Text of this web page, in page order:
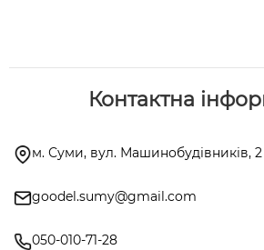
Контактна
м. Суми, вул. Машинобудівників, 2
goodel.sumy@gmail.com
050-010-71-28